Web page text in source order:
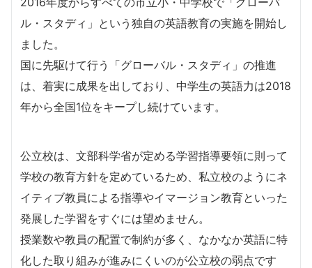
ル・スタディ」という独自の英語教育の実施を開始し
ました。
国に先駆けて行う「グローバル・スタディ」の推進
は、着実に成果を出しており、中学生の英語力は2018
年から全国1位をキープし続けています。
公立校は、文部科学省が定める学習指導要領に則って
学校の教育方針を定めているため、私立校のようにネ
イティブ教員による指導やイマージョン教育といった
発展した学習をすぐには望めません。
授業数や教員の配置で制約が多く、なかなか英語に特
化した取り組みが進みにくいのが公立校の弱点です